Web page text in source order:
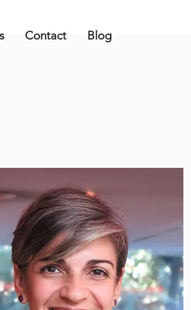
Contact Blog